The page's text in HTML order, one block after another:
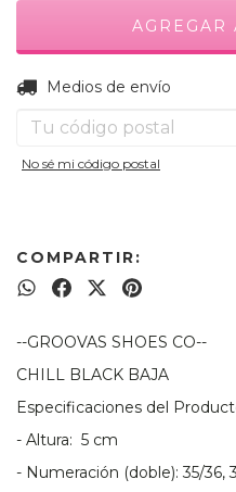
Entregas para el CP:
Medios de envío
No sé mi código postal
COMPARTIR:
--GROOVAS SHOES CO--
CHILL BLACK BAJA
Especificaciones del
- Altura: 5 cm
- Numeración (doble): 35/36,